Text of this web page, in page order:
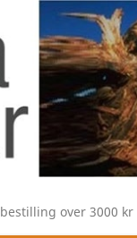
over 3000 kr